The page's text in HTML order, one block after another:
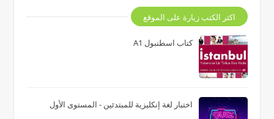
اكثر الكتب زيارة على الموقع
كتاب اسطنبول A1
اختبار لغة إنكليزية للمبتدئين - المستوى الأول